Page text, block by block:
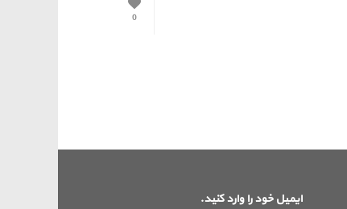
0
ایمیل خود را وارد کنید.